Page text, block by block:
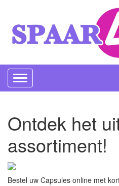
Toggle
navigation
Ontdek het
assortiment!
Bestel uw Capsules online met